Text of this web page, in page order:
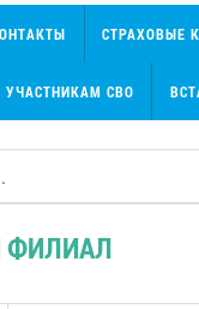
СТРАХОВЫЕ
УЧАСТНИКАМ СВО
ФИЛИАЛ